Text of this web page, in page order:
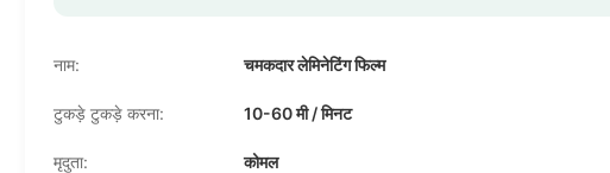
नाम: चमकदार लेमिनेटिंग फिल्म
टुकड़े टुकड़े करना: 10-60 मी / मिनट
मृदुता: कोमल